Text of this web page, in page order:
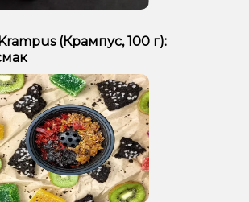
(Крампус, 100 г):